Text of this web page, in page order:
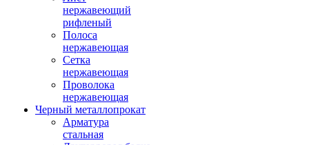
нержавеющий
рифленый
Полоса
нержавеющая
Сетка
нержавеющая
Проволока
нержавеющая
Черный металлопрокат
Арматура
стальная